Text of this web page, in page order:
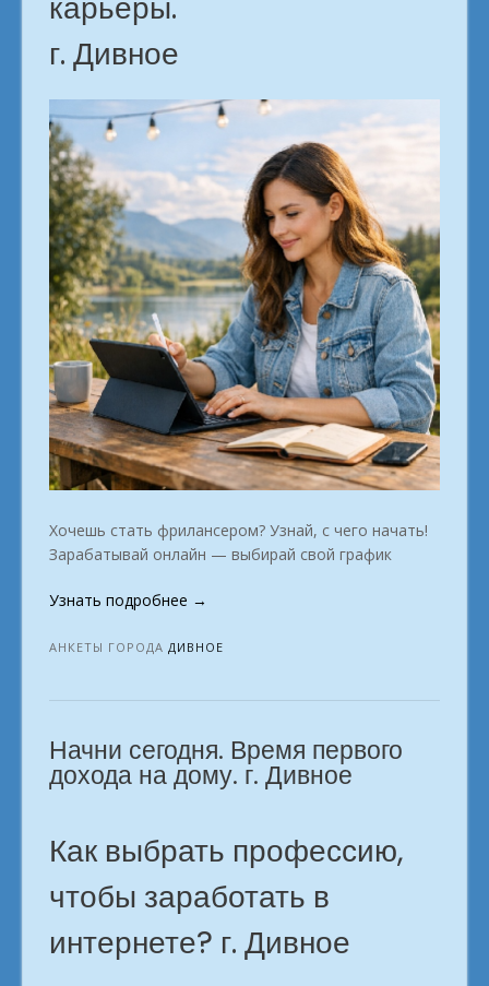
г. Дивное
Хочешь стать фрилансером? Узнай, с чего начать!
Зарабатывай онлайн — выбирай свой график
Узнать подробнее «Профессия
фрилансе:
без
Дивное»
→
АНКЕТЫ ГОРОДА ДИВНОЕ
Начни сегодня. Время первого
дохода на дому. г. Дивное
Как выбрать профессию,
чтобы заработать в
интернете? г. Дивное